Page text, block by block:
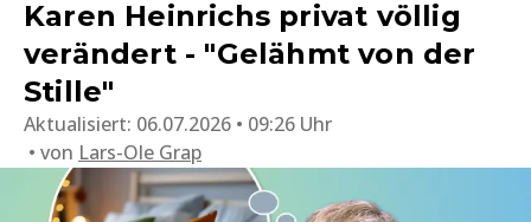
Karen Heinrichs privat völlig
verändert - "Gelähmt von der
Stille"
Aktualisiert: 06.07.2026 • 09:26 Uhr
von Lars-Ole Grap